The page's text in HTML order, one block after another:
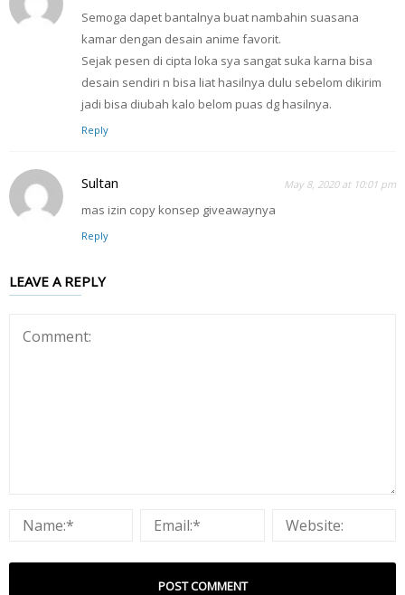
Semoga dapet bantalnya buat nambahin suasana
kamar dengan desain anime favorit.
Sejak pesen di cipta loka sya sangat suka karna bisa
desain sendiri n bisa liat hasilnya dulu sebelom dikirim
jadi bisa diubah kalo belom puas dg hasilnya.
Reply
Sultan May 8, 2020 at 10:01 pm
mas izin copy konsep giveawaynya
Reply
LEAVE A REPLY